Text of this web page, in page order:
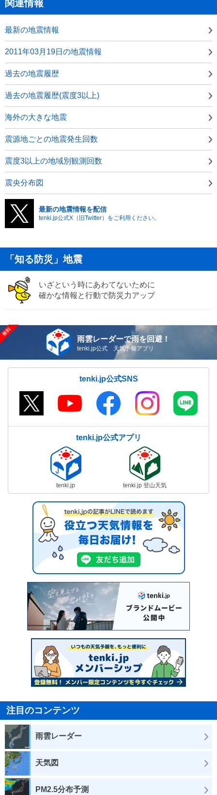
関連情報
最新の地震情報
2011年03月19日の地震情報
過去の地震履歴
過去の地震履歴(震度3以上)
海外の大きな地震
震源地ごとの地震発生回数
震度3以上の地域別観測回数
震央分布図
最新の地震情報を配信
tenki.jp公式X（旧Twitter）をご利用ください。
「知る防災」地震
いざという時にあわてないために
確かな情報と行動で防災力アップ
雨雲レーダーで雨を回避！
tenki.jp公式 天気予報アプリ
tenki.jp公式SNS
tenki.jp公式アプリ
tenki.jp tenki.jp 登山天気
注目のコンテンツ
雨雲レーダー
天気図
PM2.5分布予測